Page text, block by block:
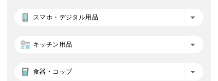
スマホ・デジタル用品
キッチン用品
食器・コップ